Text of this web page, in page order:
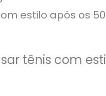
tênis com